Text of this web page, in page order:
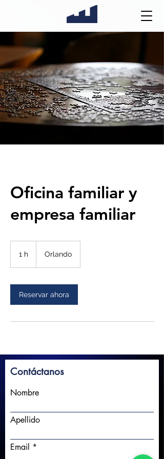
Oficina familiar y
empresa familiar
1 h Orlando
Reservar ahora
Contáctanos
Nombre
Apellido
Email